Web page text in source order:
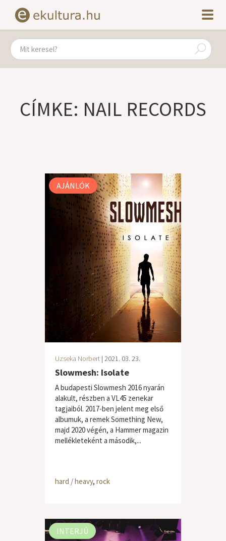
CÍMKE: NAIL RECORDS
AJÁNLÓK
Uzseka Norbert | 2021. 03. 23.
Slowmesh: Isolate
A budapesti Slowmesh 2016 nyarán
alakult, részben a VL45 zenekar
tagjaiból. 2017-ben jelent meg első
albumuk, a remek Something New,
majd 2020 végén, a Hammer magazin
mellékleteként a második,...
hard / heavy, rock
INTERJÚ